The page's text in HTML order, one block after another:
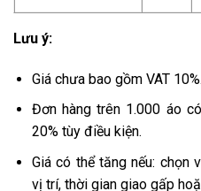
Lưu ý:
Giá chưa bao gồm VAT 10%.
Đơn hàng trên 1.000 áo
20% tùy điều kiện.
Giá có thể tăng nếu: chọn
vị trí, thời gian giao gấp